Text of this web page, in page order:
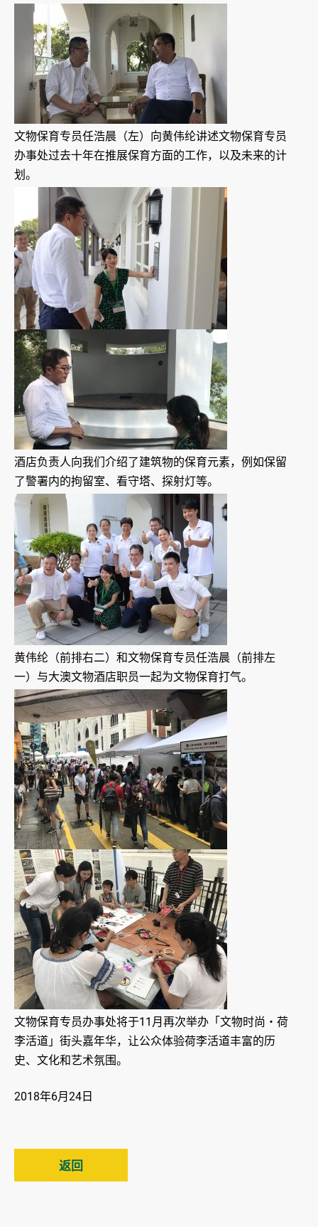
文物保育专员任浩晨（左）向黄伟纶讲述文物保育专员
办事处过去十年在推展保育方面的工作，以及未来的计
划。
酒店负责人向我们介绍了建筑物的保育元素，例如保留
了警署内的拘留室、看守塔、探射灯等。
黄伟纶（前排右二）和文物保育专员任浩晨（前排左
一）与大澳文物酒店职员一起为文物保育打气。
文物保育专员办事处将于11月再次举办「文物时尚‧荷
李活道」街头嘉年华，让公众体验荷李活道丰富的历
史、文化和艺术氛围。
2018年6月24日
返回